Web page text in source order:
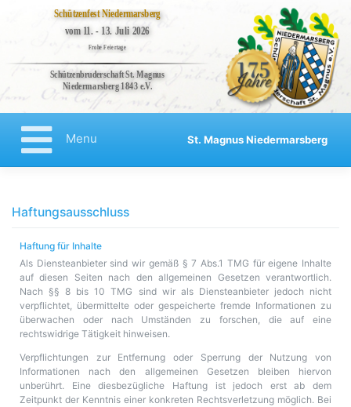
Bruderschaft
Kompanien
Impressum
Datenschutzerklärung
Haftungsausschluss
Schützenfest Niedermarsberg
vom 11. - 13. Juli 2026
Frohe Feiertage
Schützenbruderschaft St. Magnus
Niedermarsberg 1843 e.V.
Menu St. Magnus Niedermarsberg
Haftungsausschluss
Haftung für Inhalte
Als Diensteanbieter sind wir gemäß § 7 Abs.1 TMG für eigene Inhalte
auf diesen Seiten nach den allgemeinen Gesetzen verantwortlich.
Nach §§ 8 bis 10 TMG sind wir als Diensteanbieter jedoch nicht
verpflichtet, übermittelte oder gespeicherte fremde Informationen zu
überwachen oder nach Umständen zu forschen, die auf eine
rechtswidrige Tätigkeit hinweisen.
Verpflichtungen zur Entfernung oder Sperrung der Nutzung von
Informationen nach den allgemeinen Gesetzen bleiben hiervon
unberührt. Eine diesbezügliche Haftung ist jedoch erst ab dem
Zeitpunkt der Kenntnis einer konkreten Rechtsverletzung möglich. Bei